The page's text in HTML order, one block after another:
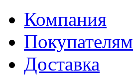
Компания
Покупателям
Доставка